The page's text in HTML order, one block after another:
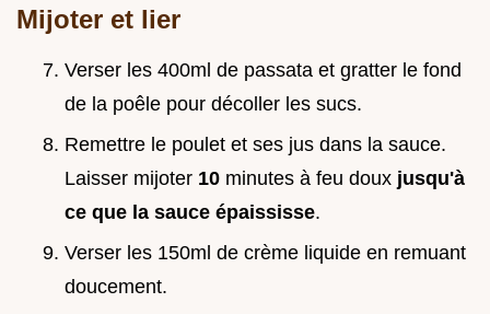
Mijoter et lier
Verser les 400ml de passata et gratter le fond
de la poêle pour décoller les sucs.
Remettre le poulet et ses jus dans la sauce.
Laisser mijoter 10 minutes à feu doux jusqu'à
ce que la sauce épaississe.
Verser les 150ml de crème liquide en remuant
doucement.